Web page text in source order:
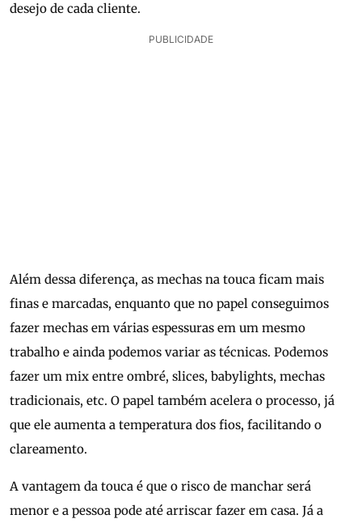
desejo de cada cliente.
PUBLICIDADE
Além dessa diferença, as mechas na touca ficam mais
finas e marcadas, enquanto que no papel conseguimos
fazer mechas em várias espessuras em um mesmo
trabalho e ainda podemos variar as técnicas. Podemos
fazer um mix entre ombré, slices, babylights, mechas
tradicionais, etc. O papel também acelera o processo, já
que ele aumenta a temperatura dos fios, facilitando o
clareamento.
A vantagem da touca é que o risco de manchar será
menor e a pessoa pode até arriscar fazer em casa. Já a